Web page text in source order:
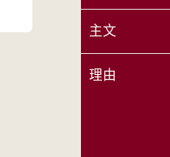
主文
理由